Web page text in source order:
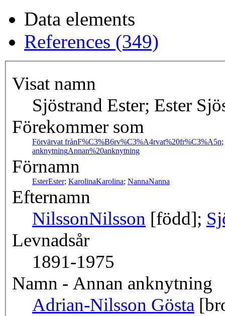
Data elements
References (349)
Visat namn
Sjöstrand Ester; Ester
Förekommer som
Förvärvat frånF%C3%B6rv%C3%A4rvat%20fr%C3%A5n;
anknytningAnnan%20anknytning
Förnamn
EsterEster; KarolinaKarolina; NannaNanna
Efternamn
NilssonNilsson [född];
Levnadsår
1891-1975
Namn - Annan anknytning
Adrian-Nilsson Gösta